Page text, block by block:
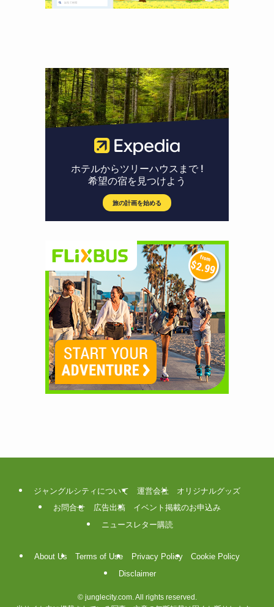
ジャングルシティについて 運営会社
オリジナルグッズ
お問合せ
広告出稿
イベント掲載のお申込み
ニュースレター購読
About Us Terms of Use Privacy Policy
Cookie Policy
Disclaimer
©junglecity.com. All rights reserved.